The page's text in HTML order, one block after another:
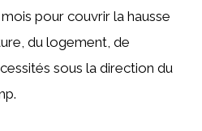
pour couvrir la hausse
du logement, de
sous la direction du